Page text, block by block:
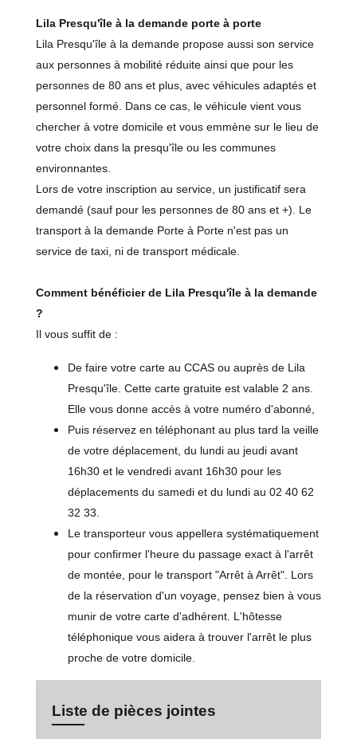
Lila Presqu'île à la demande porte à porte
Lila Presqu'île à la demande propose aussi son service
aux personnes à mobilité réduite ainsi que pour les
personnes de 80 ans et plus, avec véhicules adaptés et
personnel formé. Dans ce cas, le véhicule vient vous
chercher à votre domicile et vous emmène sur le lieu de
votre choix dans la presqu'île ou les communes
environnantes.
Lors de votre inscription au service, un justificatif sera
demandé (sauf pour les personnes de 80 ans et +). Le
transport à la demande Porte à Porte n'est pas un
service de taxi, ni de transport médicale.
Comment bénéficier de Lila Presqu'île à la demande
?
Il vous suffit de :
De faire votre carte au CCAS ou auprès de Lila
Presqu'île. Cette carte gratuite est valable 2 ans.
Elle vous donne accès à votre numéro d'abonné,
Puis réservez en téléphonant au plus tard la veille
de votre déplacement, du lundi au jeudi avant
16h30 et le vendredi avant 16h30 pour les
déplacements du samedi et du lundi au 02 40 62
32 33.
Le transporteur vous appellera systématiquement
pour confirmer l'heure du passage exact à l'arrêt
de montée, pour le transport "Arrêt à Arrêt". Lors
de la réservation d'un voyage, pensez bien à vous
munir de votre carte d'adhérent. L'hôtesse
téléphonique vous aidera à trouver l'arrêt le plus
proche de votre domicile.
Liste de pièces jointes